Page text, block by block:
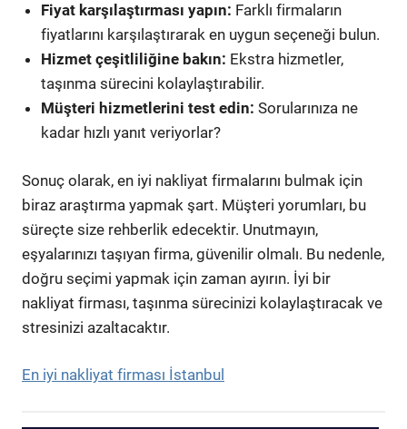
Fiyat karşılaştırması yapın: Farklı firmaların
fiyatlarını karşılaştırarak en uygun seçeneği bulun.
Hizmet çeşitliliğine bakın: Ekstra hizmetler,
taşınma sürecini kolaylaştırabilir.
Müşteri hizmetlerini test edin: Sorularınıza ne
kadar hızlı yanıt veriyorlar?
Sonuç olarak, en iyi nakliyat firmalarını bulmak için
biraz araştırma yapmak şart. Müşteri yorumları, bu
süreçte size rehberlik edecektir. Unutmayın,
eşyalarınızı taşıyan firma, güvenilir olmalı. Bu nedenle,
doğru seçimi yapmak için zaman ayırın. İyi bir
nakliyat firması, taşınma sürecinizi kolaylaştıracak ve
stresinizi azaltacaktır.
En iyi nakliyat firması İstanbul